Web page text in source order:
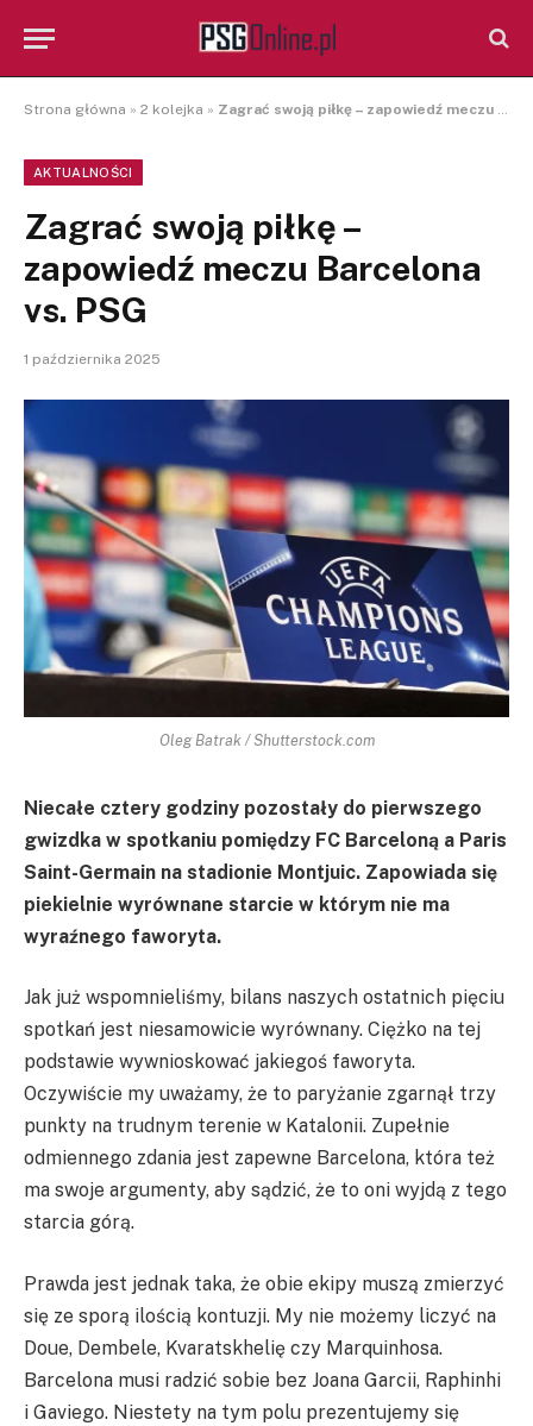
Strona główna » 2 kolejka » Zagrać swoją piłkę – zapowiedź meczu Barcelona vs. PSG
AKTUALNOŚCI
Zagrać swoją piłkę –
zapowiedź meczu Barcelona
vs. PSG
1 października 2025
Oleg Batrak / Shutterstock.com
Niecałe cztery godziny pozostały do pierwszego
gwizdka w spotkaniu pomiędzy FC Barceloną a Paris
Saint-Germain na stadionie Montjuic. Zapowiada się
piekielnie wyrównane starcie w którym nie ma
wyraźnego faworyta.
Jak już wspomnieliśmy, bilans naszych ostatnich pięciu
spotkań jest niesamowicie wyrównany. Ciężko na tej
podstawie wywnioskować jakiegoś faworyta.
Oczywiście my uważamy, że to paryżanie zgarnął trzy
punkty na trudnym terenie w Katalonii. Zupełnie
odmiennego zdania jest zapewne Barcelona, która też
ma swoje argumenty, aby sądzić, że to oni wyjdą z tego
starcia górą.
Prawda jest jednak taka, że obie ekipy muszą zmierzyć
się ze sporą ilością kontuzji. My nie możemy liczyć na
Doue, Dembele, Kvaratskhelię czy Marquinhosa.
Barcelona musi radzić sobie bez Joana Garcii, Raphinhi
i Gaviego. Niestety na tym polu prezentujemy się